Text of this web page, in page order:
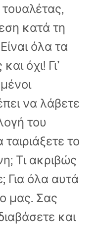
τουαλέτας,
κατά τη
όλα τα
όχι! Γι’
να λάβετε
του
το
Τι ακριβώς
Για όλα αυτά
μας. Σας
και